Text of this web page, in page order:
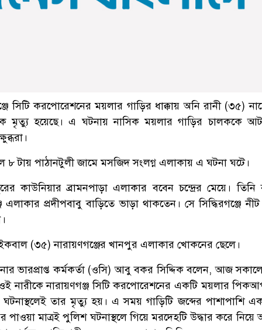
সিটি করপোরেশনের ময়লার গাড়ির ধাক্কায় অনি রানী (৩৫)
মৃত্যু হয়েছে। এ ঘটনায় নাসিক ময়লার গাড়ির চালককে
টায় পাঠানটুলী জামে মসজিদ সংলগ্ন এলাকায় এ ঘটনা ঘটে।
কাউনিয়ার ব্রামনপাড়া এলাকার ববেন চন্দ্রের মেয়ে। তিনি
এলাকার প্রদীপবাবু বাড়িতে ভাড়া থাকতেন। সে সিদ্ধিরগঞ্জে নীট
(৩৫) নারায়ণগঞ্জের খানপুর এলাকার খোকনের ছেলে।
ভারপ্রাপ্ত কর্মকর্তা (ওসি) আবু বকর সিদ্দিক বলেন, আজ
ওই নারীকে নারায়ণগঞ্জ সিটি করপোরেশনের একটি ময়লার
ঘটনাস্থলেই তার মৃত্যু হয়। এ সময় গাড়িটি জব্দের পাশাপাশি
মাত্রই পুলিশ ঘটনাস্থলে গিয়ে মরদেহটি উদ্ধার করে